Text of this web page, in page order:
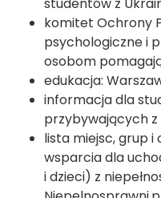
komitet Ochrony
psychologiczne i
osobom
edukacja:
informacja dla
przybywających z
lista miejsc, grup i
wsparcia dla
i dzieci) z